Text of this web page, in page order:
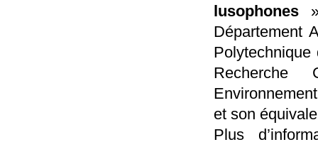
lusophones
Département
Recherche
et son
Plus